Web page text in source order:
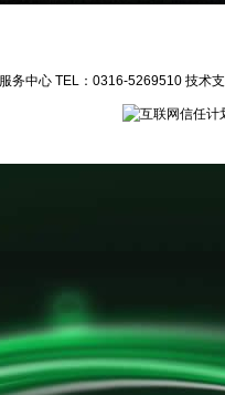
务中心 TEL：0316-5269510 技